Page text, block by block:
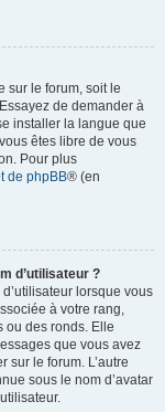
sur le forum, soit le
de demander à
installer la langue que
êtes libre de vous
Pour plus
de phpBB® (en
d’utilisateur ?
lorsque vous
à votre rang,
ou des ronds. Elle
que vous avez
sur le forum. L’autre
sous le nom d’avatar